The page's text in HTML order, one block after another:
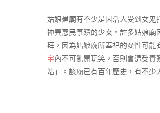
姑娘建廟有不少是因活人受到女
神異惠民事蹟的少女。許多姑娘
拜，因為姑娘廟所奉祀的女性可
宇內不可亂開玩笑，否則會遭受
姑」。該廟已有百年歷史，有不少